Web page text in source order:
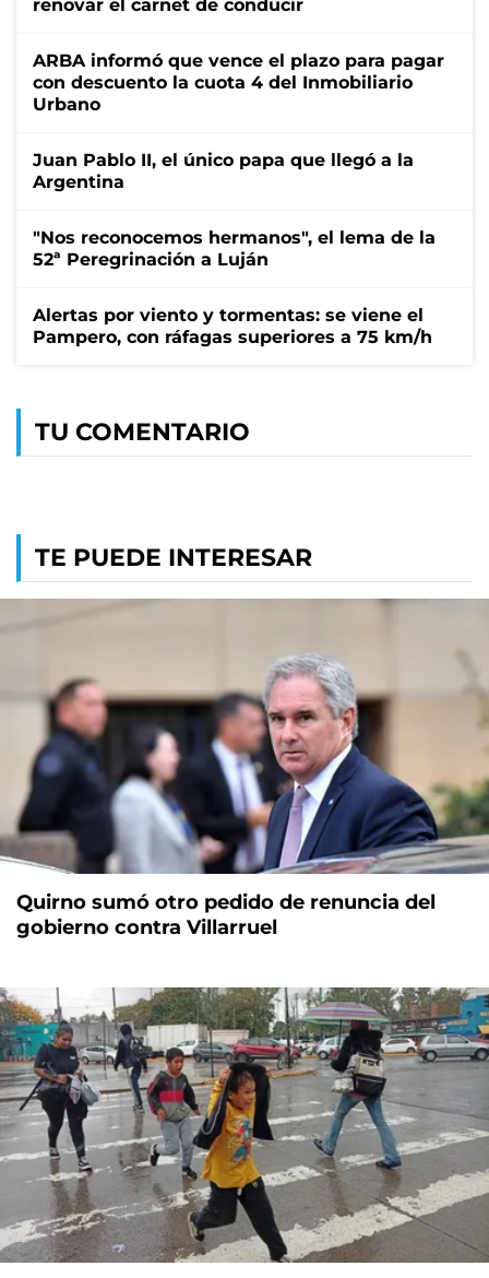
renovar el carnet de conducir
ARBA informó que vence el plazo para pagar
con descuento la cuota 4 del Inmobiliario
Urbano
Juan Pablo II, el único papa que llegó a la
Argentina
"Nos reconocemos hermanos", el lema de la
52ª Peregrinación a Luján
Alertas por viento y tormentas: se viene el
Pampero, con ráfagas superiores a 75 km/h
TU COMENTARIO
TE PUEDE INTERESAR
Quirno sumó otro pedido de renuncia del
gobierno contra Villarruel